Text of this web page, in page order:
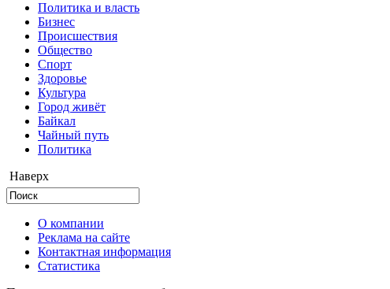
Политика и власть
Бизнес
Происшествия
Общество
Cпорт
Здоровье
Культура
Город живёт
Байкал
Чайный путь
Политика
Наверх
О компании
Реклама на сайте
Контактная информация
Статистика